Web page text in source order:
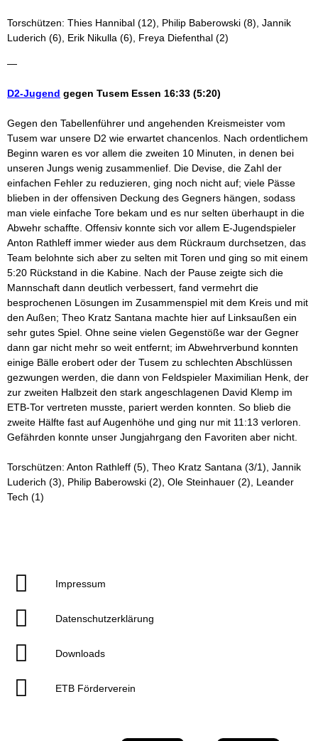
Torschützen: Thies Hannibal (12), Philip Baberowski (8), Jannik
Luderich (6), Erik Nikulla (6), Freya Diefenthal (2)
—
D2-Jugend gegen Tusem Essen 16:33 (5:20)
Gegen den Tabellenführer und angehenden Kreismeister vom
Tusem war unsere D2 wie erwartet chancenlos. Nach ordentlichem
Beginn waren es vor allem die zweiten 10 Minuten, in denen bei
unseren Jungs wenig zusammenlief. Die Devise, die Zahl der
einfachen Fehler zu reduzieren, ging noch nicht auf; viele Pässe
blieben in der offensiven Deckung des Gegners hängen, sodass
man viele einfache Tore bekam und es nur selten überhaupt in die
Abwehr schaffte. Offensiv konnte sich vor allem E-Jugendspieler
Anton Rathleff immer wieder aus dem Rückraum durchsetzen, das
Team belohnte sich aber zu selten mit Toren und ging so mit einem
5:20 Rückstand in die Kabine. Nach der Pause zeigte sich die
Mannschaft dann deutlich verbessert, fand vermehrt die
besprochenen Lösungen im Zusammenspiel mit dem Kreis und mit
den Außen; Theo Kratz Santana machte hier auf Linksaußen ein
sehr gutes Spiel. Ohne seine vielen Gegenstöße war der Gegner
dann gar nicht mehr so weit entfernt; im Abwehrverbund konnten
einige Bälle erobert oder der Tusem zu schlechten Abschlüssen
gezwungen werden, die dann von Feldspieler Maximilian Henk, der
zur zweiten Halbzeit den stark angeschlagenen David Klemp im
ETB-Tor vertreten musste, pariert werden konnten. So blieb die
zweite Hälfte fast auf Augenhöhe und ging nur mit 11:13 verloren.
Gefährden konnte unser Jungjahrgang den Favoriten aber nicht.
Torschützen: Anton Rathleff (5), Theo Kratz Santana (3/1), Jannik
Luderich (3), Philip Baberowski (2), Ole Steinhauer (2), Leander
Tech (1)
Impressum
Datenschutzerklärung
Downloads
ETB Förderverein